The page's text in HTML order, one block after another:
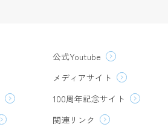
公式Youtube
メディアサイト
100周年記念サイト
関連リンク